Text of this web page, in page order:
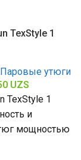
TexStyle 1
Паровые утюги
UZS
TexStyle 1
и
мощностью